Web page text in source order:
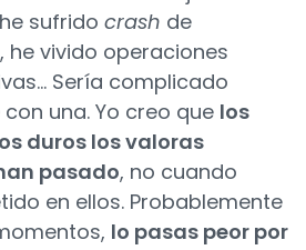
sufrido crash de
he vivido operaciones
Sería complicado
una. Yo creo que los
duros los valoras
pasado, no cuando
en ellos. Probablemente
lo pasas peor por